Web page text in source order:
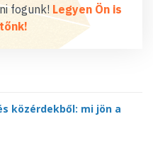
fogunk! Legyen Ön is
közérdekből: mi jön a